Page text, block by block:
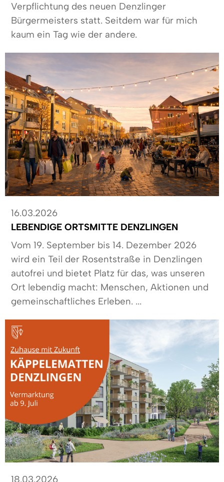
Verpflichtung des neuen Denzlinger
Bürgermeisters statt. Seitdem war für mich
kaum ein Tag wie der andere.
16.03.2026
LEBENDIGE ORTSMITTE DENZLINGEN
Vom 19. September bis 14. Dezember 2026
wird ein Teil der Rosentstraße in Denzlingen
autofrei und bietet Platz für das, was unseren
Ort lebendig macht: Menschen, Aktionen und
gemeinschaftliches Erleben. ...
18.03.2026